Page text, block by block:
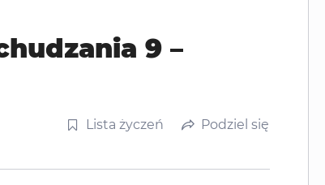
9 –
Lista życzeń
Podziel się